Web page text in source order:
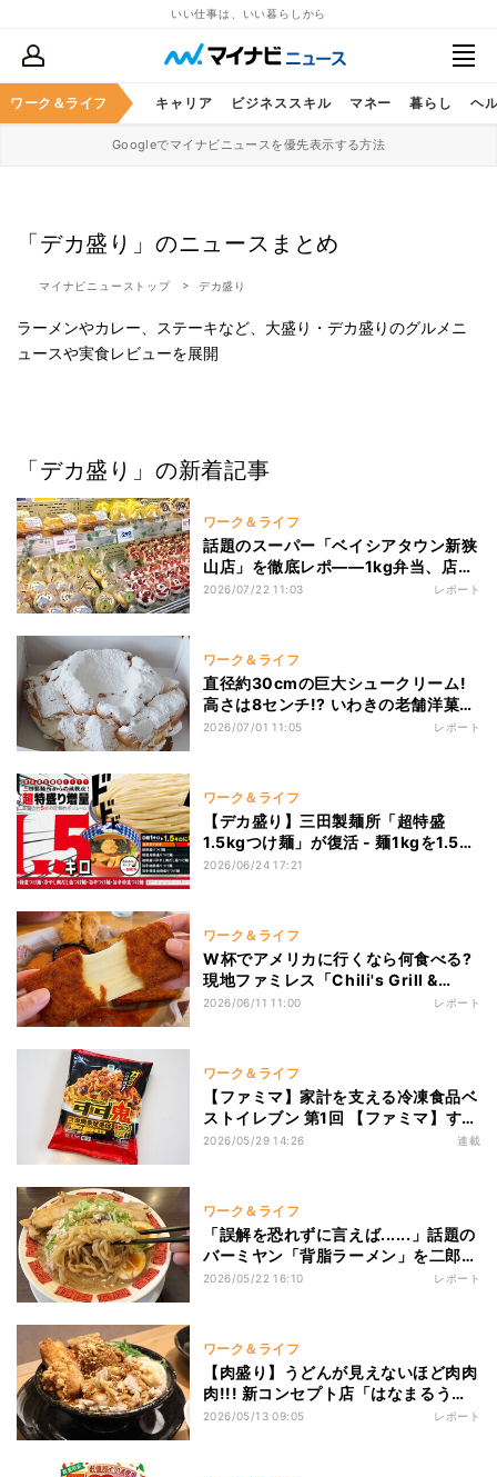
いい仕事は、いい暮らしから
ワーク＆ライフ キャリア ビジネススキル マネー 暮らし ヘ
Googleでマイナビニュースを優先表示する方法
「デカ盛り」のニュースまとめ
マイナビニューストップ デカ盛り
ラーメンやカレー、ステーキなど、大盛り・デカ盛りのグルメニ
ュースや実食レビューを展開
「デカ盛り」の新着記事
ワーク＆ライフ
話題のスーパー「ベイシアタウン新狭
山店」を徹底レポ――1kg弁当、店内
調理スイーツ、博物館みたいな「ラー
2026/07/22 11:03 レポート
ワーク＆ライフ
直径約30cmの巨大シュークリーム!
高さは8センチ!? いわきの老舗洋菓子
店「超特大ジャンボシュー」を実食
2026/07/01 11:05 レポート
ワーク＆ライフ
【デカ盛り】三田製麺所「超特盛
1.5kgつけ麺」が復活 - 麺1kgを1.5kg
に増量、並盛の約5倍
2026/06/24 17:21
ワーク＆ライフ
W杯でアメリカに行くなら何食べる?
現地ファミレス「Chili's Grill &
Bar」の背徳すぎる“伸び〜るチーズフ
2026/06/11 11:00 レポート
ワーク＆ライフ
【ファミマ】家計を支える冷凍食品ベ
ストイレブン 第1回 【ファミマ】すず
鬼監修のスタ満まぜそば「胃袋をねじ
2026/05/29 14:26 連載
ワーク＆ライフ
「誤解を恐れずに言えば......」話題の
バーミヤン「背脂ラーメン」を二郎好
きが正直レポ――想像以上に"それっ
2026/05/22 16:10 レポート
ワーク＆ライフ
【肉盛り】うどんが見えないほど肉肉
肉!!! 新コンセプト店「はなまるうど
ん肉店」で食べてきた
2026/05/13 09:05 レポート